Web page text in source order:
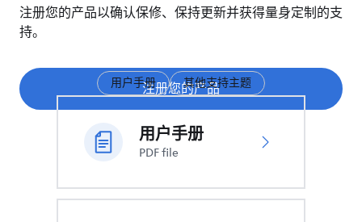
注册您的产品以确认保修、保持更新并获得量身定制的支
持。
注册您的产品
用户手册 其他支持主题
用户手册
PDF file